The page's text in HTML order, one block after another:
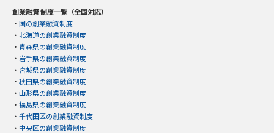
創業融資 制度一覧（全国対応）
・ 国の創業融資制度
・ 北海道の創業融資制度
・ 青森県の創業融資制度
・ 岩手県の創業融資制度
・ 宮城県の創業融資制度
・ 秋田県の創業融資制度
・ 山形県の創業融資制度
・ 福島県の創業融資制度
・ 千代田区の創業融資制度
・ 中央区の創業融資制度